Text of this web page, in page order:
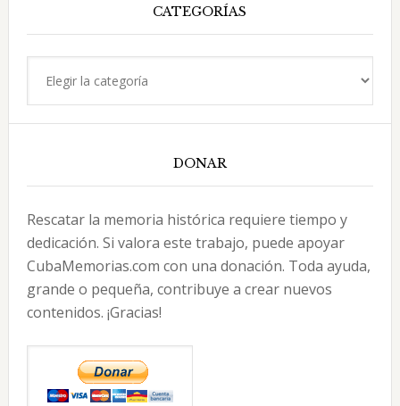
CATEGORÍAS
DONAR
Rescatar la memoria histórica requiere tiempo y
dedicación. Si valora este trabajo, puede apoyar
CubaMemorias.com con una donación. Toda ayuda,
grande o pequeña, contribuye a crear nuevos
contenidos. ¡Gracias!